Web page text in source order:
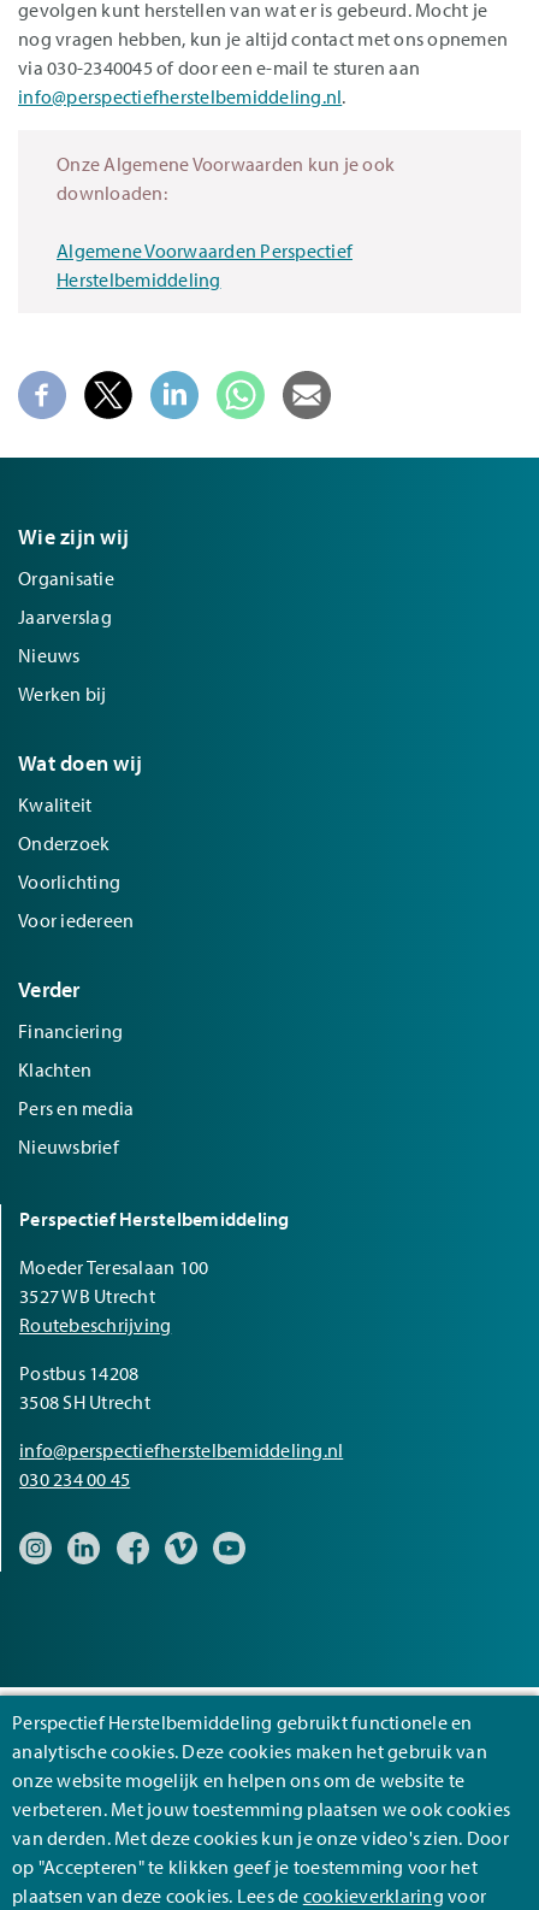
gevolgen kunt herstellen van wat er is gebeurd. Mocht je
nog vragen hebben, kun je altijd contact met ons opnemen
via 030-2340045 of door een e-mail te sturen aan
info@perspectiefherstelbemiddeling.nl.
Onze Algemene Voorwaarden kun je ook
downloaden:
Algemene Voorwaarden Perspectief
Herstelbemiddeling
Wie zijn wij
Organisatie
Jaarverslag
Nieuws
Werken bij
Wat doen wij
Kwaliteit
Onderzoek
Voorlichting
Voor iedereen
Verder
Financiering
Klachten
Pers en media
Nieuwsbrief
Perspectief Herstelbemiddeling
Moeder Teresalaan 100
3527 WB Utrecht
Routebeschrijving
Postbus 14208
3508 SH Utrecht
info@perspectiefherstelbemiddeling.nl
030 234 00 45
Bezoek onze Instagram pagina
Bezoek onze LinkedIn pagina
Bezoek onze Facebook pagina
Bezoek onze Vimeo pagina
Bezoek onze YouTube pagina
Footer
Algemene voorwaarden
Cookies
Privacy
Perspectief Herstelbemiddeling gebruikt functionele en
analytische cookies. Deze cookies maken het gebruik van
onze website mogelijk en helpen ons om de website te
verbeteren. Met jouw toestemming plaatsen we ook cookies
van derden. Met deze cookies kun je onze video's zien. Door
op "Accepteren" te klikken geef je toestemming voor het
plaatsen van deze cookies. Lees de cookieverklaring voor